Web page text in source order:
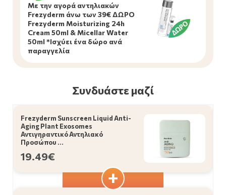
Mε την αγορά αντηλιακών
Frezyderm άνω των 39€ ΔΩΡΟ
Frezyderm Moisturizing 24h
Cream 50ml & Micellar Water
50ml *Ισχύει ένα δώρο ανά
παραγγελία
Συνδυάστε μαζί
Frezyderm Sunscreen Liquid Anti-
Aging Plant Exosomes
Αντιγηραντικό Αντηλιακό
Προσώπου …
19.49€